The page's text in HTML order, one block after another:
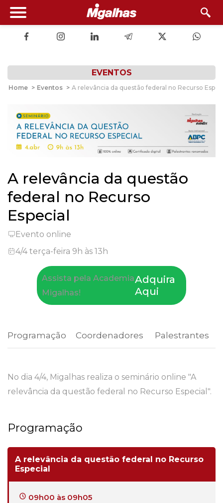
EVENTOS
Home > Eventos > A relevância da questão federal no Recurso
A relevância da questão
federal no Recurso
Especial
Evento online
4/4 terça-feira 9h às 13h
Assista pela Academia
Migalhas!
Adquira
Aqui
Programação Coordenadores Palestrantes
No dia 4/4, Migalhas realiza o seminário online "A
relevância da questão federal no Recurso Especial".
Programação
A relevância da questão federal no Recurso
Especial
09h00 às 09h05